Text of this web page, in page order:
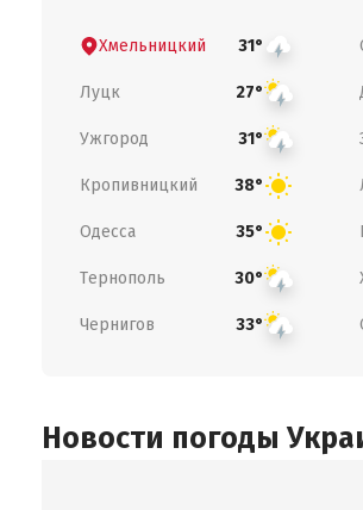
Хмельницкий 31°
Луцк 27°
Ужгород 31°
Кропивницкий 38°
Одесса 35°
Тернополь 30°
Чернигов 33°
Новости погоды